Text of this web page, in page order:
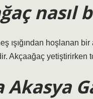
nasıl
ışığından hoşlanan bir
Akçaağaç yetiştirirken
Akasya